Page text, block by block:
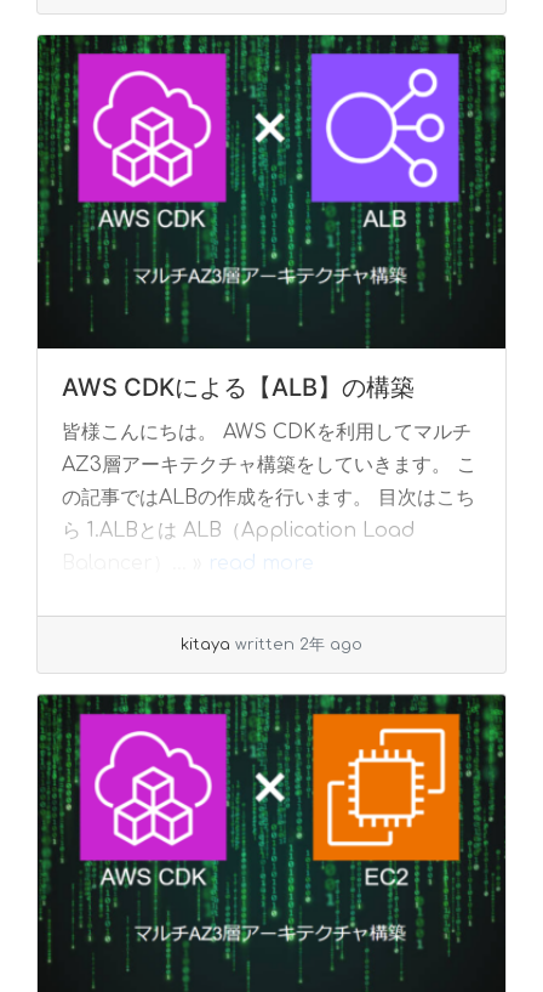
AWS CDKによる【ALB】の構築
皆様こんにちは。 AWS CDKを利用してマルチ
AZ3層アーキテクチャ構築をしていきます。 こ
の記事ではALBの作成を行います。 目次はこち
ら 1.ALBとは ALB（Application Load
read more
kitaya written 2年 ago